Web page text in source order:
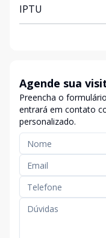
IPTU
Agende sua
Preencha o
entrará em contato
personalizado.